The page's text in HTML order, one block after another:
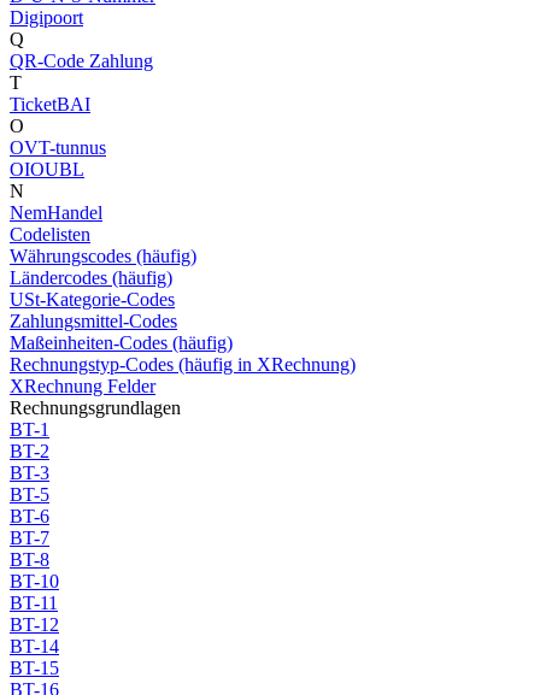
Digipoort
Q
QR-Code Zahlung
T
TicketBAI
O
OVT-tunnus
OIOUBL
N
NemHandel
Codelisten
Währungscodes (häufig)
Ländercodes (häufig)
USt-Kategorie-Codes
Zahlungsmittel-Codes
Maßeinheiten-Codes (häufig)
Rechnungstyp-Codes (häufig in XRechnung)
XRechnung Felder
Rechnungsgrundlagen
BT-1
BT-2
BT-3
BT-5
BT-6
BT-7
BT-8
BT-10
BT-11
BT-12
BT-14
BT-15
BT-16